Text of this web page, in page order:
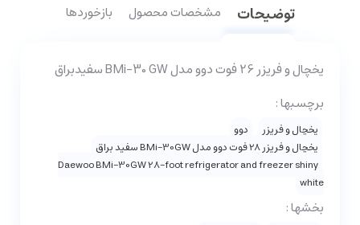
توضیحات مشخصات محصول بازخوردها
یخچال و فریزر 26 فوت دوو مدل BMi-30 GW سفیدبراق
برچسبها :
یخچال و فریزر
دوو
یخچال و فریزر 28 فوت دوو مدل BMi-30GW سفید براق
Daewoo BMi-30GW 28-foot refrigerator and freezer shiny
white
بخشها :